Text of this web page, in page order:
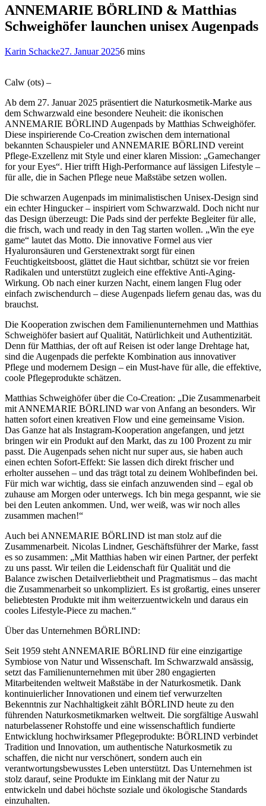
ANNEMARIE BÖRLIND & Matthias
Schweighöfer launchen unisex Augenpads
Karin Schacke27. Januar 20256 mins
Calw (ots) –
Ab dem 27. Januar 2025 präsentiert die Naturkosmetik-Marke aus
dem Schwarzwald eine besondere Neuheit: die ikonischen
ANNEMARIE BÖRLIND Augenpads by Matthias Schweighöfer.
Diese inspirierende Co-Creation zwischen dem international
bekannten Schauspieler und ANNEMARIE BÖRLIND vereint
Pflege-Exzellenz mit Style und einer klaren Mission: „Gamechanger
for your Eyes“. Hier trifft High-Performance auf lässigen Lifestyle –
für alle, die in Sachen Pflege neue Maßstäbe setzen wollen.
Die schwarzen Augenpads im minimalistischen Unisex-Design sind
ein echter Hingucker – inspiriert vom Schwarzwald. Doch nicht nur
das Design überzeugt: Die Pads sind der perfekte Begleiter für alle,
die frisch, wach und ready in den Tag starten wollen. „Win the eye
game“ lautet das Motto. Die innovative Formel aus vier
Hyaluronsäuren und Gerstenextrakt sorgt für einen
Feuchtigkeitsboost, glättet die Haut sichtbar, schützt sie vor freien
Radikalen und unterstützt zugleich eine effektive Anti-Aging-
Wirkung. Ob nach einer kurzen Nacht, einem langen Flug oder
einfach zwischendurch – diese Augenpads liefern genau das, was du
brauchst.
Die Kooperation zwischen dem Familienunternehmen und Matthias
Schweighöfer basiert auf Qualität, Natürlichkeit und Authentizität.
Denn für Matthias, der oft auf Reisen ist oder lange Drehtage hat,
sind die Augenpads die perfekte Kombination aus innovativer
Pflege und modernem Design – ein Must-have für alle, die effektive,
coole Pflegeprodukte schätzen.
Matthias Schweighöfer über die Co-Creation: „Die Zusammenarbeit
mit ANNEMARIE BÖRLIND war von Anfang an besonders. Wir
hatten sofort einen kreativen Flow und eine gemeinsame Vision.
Das Ganze hat als Instagram-Kooperation angefangen, und jetzt
bringen wir ein Produkt auf den Markt, das zu 100 Prozent zu mir
passt. Die Augenpads sehen nicht nur super aus, sie haben auch
einen echten Sofort-Effekt: Sie lassen dich direkt frischer und
erholter aussehen – und das trägt total zu deinem Wohlbefinden bei.
Für mich war wichtig, dass sie einfach anzuwenden sind – egal ob
zuhause am Morgen oder unterwegs. Ich bin mega gespannt, wie sie
bei den Leuten ankommen. Und, wer weiß, was wir noch alles
zusammen machen!“
Auch bei ANNEMARIE BÖRLIND ist man stolz auf die
Zusammenarbeit. Nicolas Lindner, Geschäftsführer der Marke, fasst
es so zusammen: „Mit Matthias haben wir einen Partner, der perfekt
zu uns passt. Wir teilen die Leidenschaft für Qualität und die
Balance zwischen Detailverliebtheit und Pragmatismus – das macht
die Zusammenarbeit so unkompliziert. Es ist großartig, eines unserer
beliebtesten Produkte mit ihm weiterzuentwickeln und daraus ein
cooles Lifestyle-Piece zu machen.“
Über das Unternehmen BÖRLIND:
Seit 1959 steht ANNEMARIE BÖRLIND für eine einzigartige
Symbiose von Natur und Wissenschaft. Im Schwarzwald ansässig,
setzt das Familienunternehmen mit über 280 engagierten
Mitarbeitenden weltweit Maßstäbe in der Naturkosmetik. Dank
kontinuierlicher Innovationen und einem tief verwurzelten
Bekenntnis zur Nachhaltigkeit zählt BÖRLIND heute zu den
führenden Naturkosmetikmarken weltweit. Die sorgfältige Auswahl
naturbelassener Rohstoffe und eine wissenschaftlich fundierte
Entwicklung hochwirksamer Pflegeprodukte: BÖRLIND verbindet
Tradition und Innovation, um authentische Naturkosmetik zu
schaffen, die nicht nur verschönert, sondern auch ein
verantwortungsbewusstes Leben unterstützt. Das Unternehmen ist
stolz darauf, seine Produkte im Einklang mit der Natur zu
entwickeln und dabei höchste soziale und ökologische Standards
einzuhalten.